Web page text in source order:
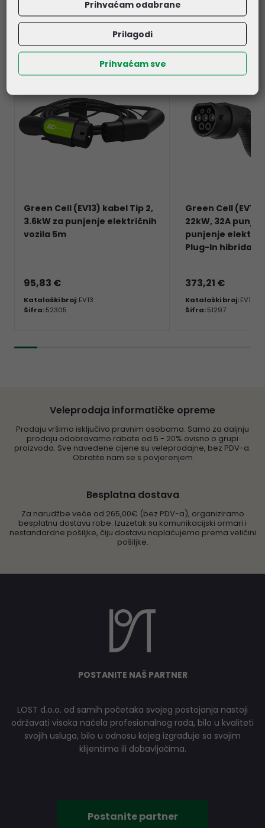
Green Cell (EV13) kabel Tip 2,
3.6kW za punjenje električnih
vozila 5m
95,83 €
Kataloški broj:EV13
Šifra:52305
Green Cell
22kW, 32A
punjenje
Plug-In hibrida
373,21 €
Kataloški broj:EV14
Šifra:51297
Veleprodaja informatičke opreme
Prodaju vršimo isključivo pravnim osobama. Samo za daljnju
prodaju odobravamo rabate od 5 - 20% ovisno o grupi
proizvoda. Sve navedene cijene su veleprodajne, bez PDV-a.
Obratite nam se s povjerenjem
Besplatna dostava
Za narudžbe veće od 265,00€ (bez PDV-a), organiziramo
besplatnu dostavu robe. Izuzetak su komunikacijski ormari i
nestandardne pošiljke, čiju dostavu naplaćujemo prema veličini
pošiljke.
POSTANITE NAŠ PARTNER
LOST d.o.o. od samih početaka svojeg postojanja nastoji
održavati visoka načela profesionalnog rada, bilo u kvaliteti
svojih usluga, bilo u odnosu kojeg izgrađuje sa svojim
klijentima ili dobavljačima.
Postanite partner
Prihvaćam odabrane
Prilagodi
Prihvaćam sve